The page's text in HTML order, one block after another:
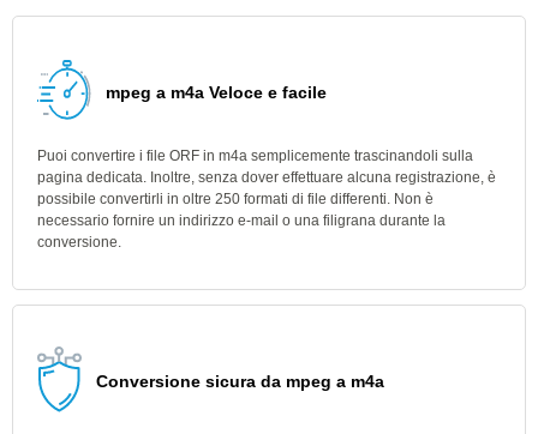
mpeg a m4a Veloce e facile
Puoi convertire i file ORF in m4a semplicemente trascinandoli sulla
pagina dedicata. Inoltre, senza dover effettuare alcuna registrazione, è
possibile convertirli in oltre 250 formati di file differenti. Non è
necessario fornire un indirizzo e-mail o una filigrana durante la
conversione.
Conversione sicura da mpeg a m4a